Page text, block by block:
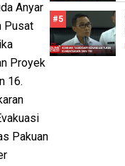
Anyar
Pusat
Proyek
16.
Pakuan
#5